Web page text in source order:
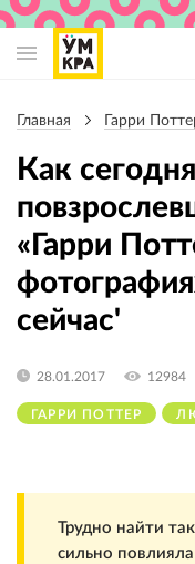
навигации
Главная Гарри
Как
«Гарри
сейчас'
ГАРРИ ПОТТЕР
28.01.2017 12984
Трудно найти
сильно